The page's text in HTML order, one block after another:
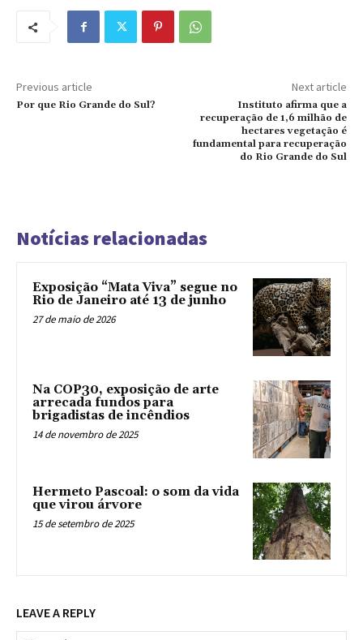
Previous article
Por que Rio Grande do Sul?
Next article
Instituto afirma que a
recuperação de 1,6 milhão de
hectares vegetação é
fundamental para recuperação
do Rio Grande do Sul
Notícias relacionadas
Exposição “Mata Viva” segue no
Rio de Janeiro até 13 de junho
27 de maio de 2026
Na COP30, exposição de arte
arrecada fundos para
brigadistas de incêndios
14 de novembro de 2025
Hermeto Pascoal: o som da vida
que virou árvore
15 de setembro de 2025
LEAVE A REPLY